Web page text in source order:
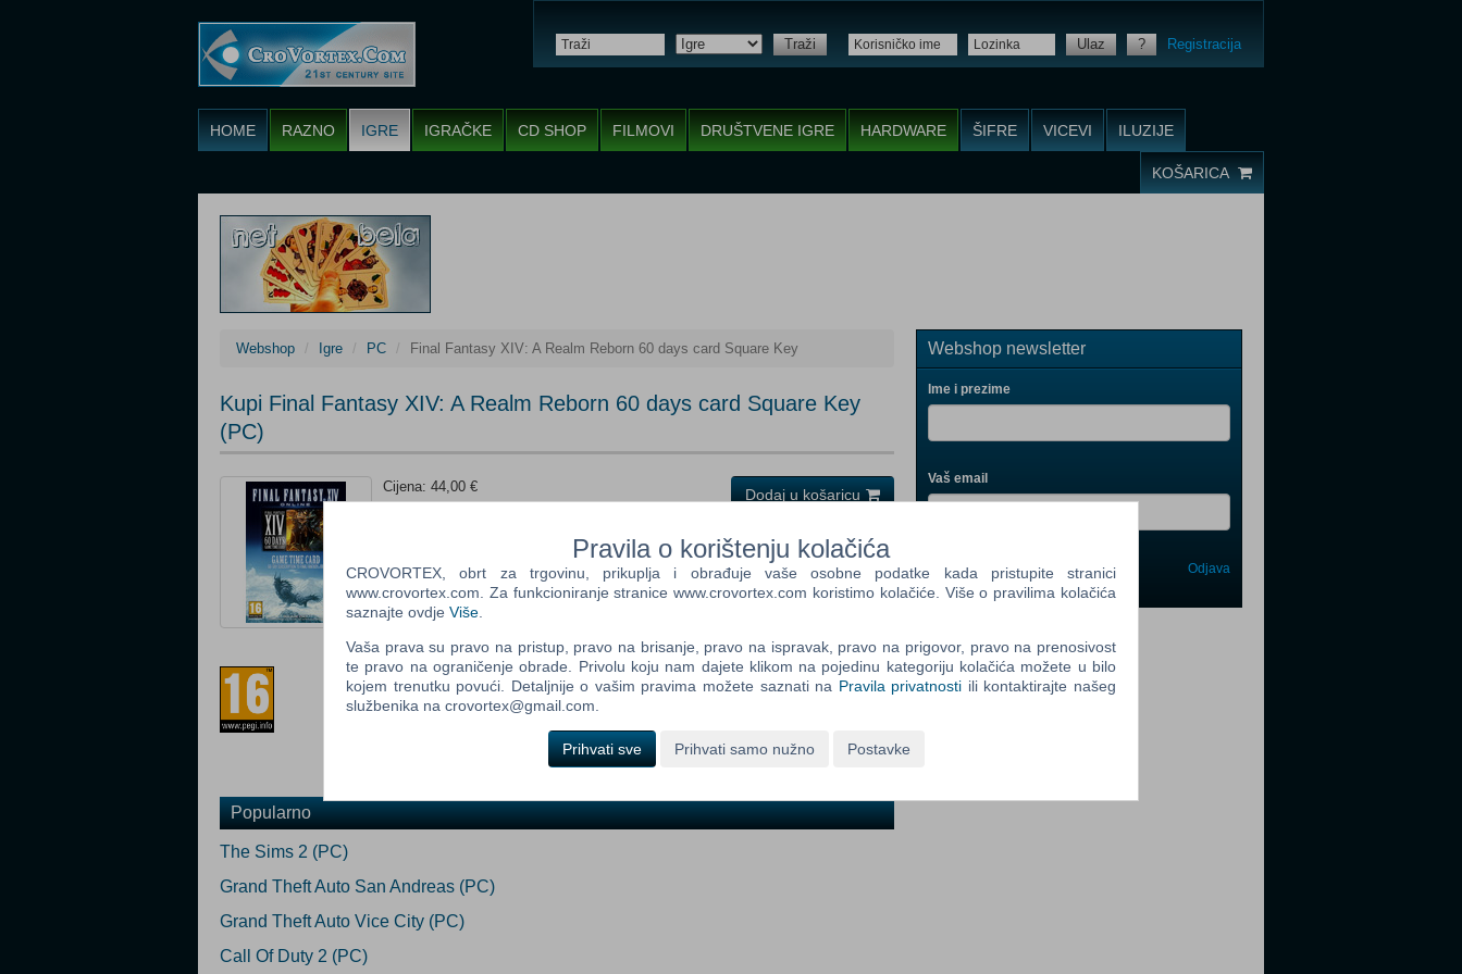
Traži Ulaz ? Registracija
HOME RAZNO IGRE IGRAČKE CD SHOP FILMOVI DRUŠTVENE IGRE HARDWARE ŠIFRE VICEVI ILUZIJE
KOŠARICA
Webshop Igre PC Final Fantasy XIV: A Realm Reborn 60 days card Square Key
Kupi Final Fantasy XIV: A Realm Reborn 60 days card Square Key
(PC)
Cijena: 44,00 €
Platforma: PC
Ocijeni
Prilagođeno za dob:
Dodaj u košaricu
Popularno
The Sims 2 (PC)
Grand Theft Auto San Andreas (PC)
Grand Theft Auto Vice City (PC)
Call Of Duty 2 (PC)
Webshop newsletter
Ime i prezime
Vaš email
Control
Field
Prijavi me Odjava
Pravila o korištenju kolačića
CROVORTEX, obrt za trgovinu, prikuplja i obrađuje vaše osobne podatke kada pristupite stranici
www.crovortex.com. Za funkcioniranje stranice www.crovortex.com koristimo kolačiće. Više o pravilima kolačića
saznajte ovdje Više
Vaša prava su pravo na pristup, pravo na brisanje, pravo na ispravak, pravo na prigovor, pravo na prenosivost
te pravo na ograničenje obrade. Privolu koju nam dajete klikom na pojedinu kategoriju kolačića možete u bilo
kojem trenutku povući. Detaljnije o vašim pravima možete saznati na Pravila privatnosti ili kontaktirajte našeg
službenika na crovortex@gmail.com.
Prihvati sve Prihvati samo nužno Postavke